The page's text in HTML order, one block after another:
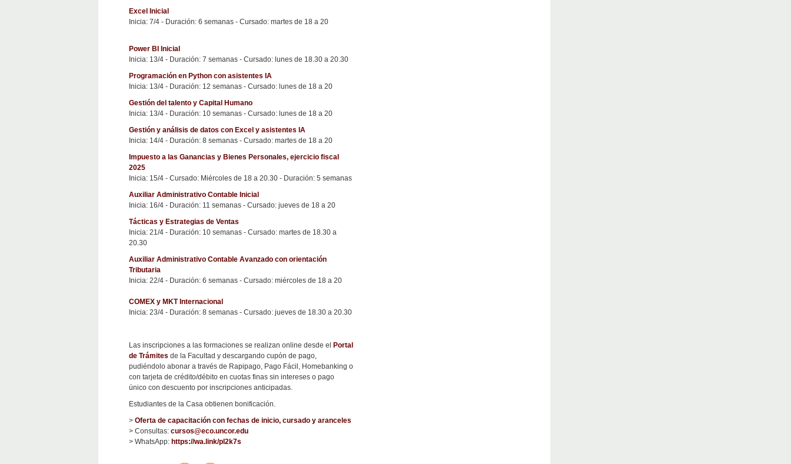
Excel Inicial
Inicia: 7/4 - Duración: 6 semanas - Cursado: martes de 18 a 20
Power BI Inicial
Inicia: 13/4 - Duración: 7 semanas - Cursado: lunes de 18.30 a 20.30
Programación en Python con asistentes IA
Inicia: 13/4 - Duración: 12 semanas - Cursado: lunes de 18 a 20
Gestión del talento y Capital Humano
Inicia: 13/4 - Duración: 10 semanas - Cursado: lunes de 18 a 20
Gestión y análisis de datos con Excel y asistentes IA
Inicia: 14/4 - Duración: 8 semanas - Cursado: martes de 18 a 20
Impuesto a las Ganancias y Bienes Personales, ejercicio fiscal
2025
Inicia: 15/4 - Cursado: Miércoles de 18 a 20.30 - Duración: 5 semanas
Auxiliar Administrativo Contable Inicial
Inicia: 16/4 - Duración: 11 semanas - Cursado: jueves de 18 a 20
Tácticas y Estrategias de Ventas
Inicia: 21/4 - Duración: 10 semanas - Cursado: martes de 18.30 a
20.30
Auxiliar Administrativo Contable Avanzado con orientación
Tributaria
Inicia: 22/4 - Duración: 6 semanas - Cursado: miércoles de 18 a 20
COMEX y MKT Internacional
Inicia: 23/4 - Duración: 8 semanas - Cursado: jueves de 18.30 a 20.30
Las inscripciones a las formaciones se realizan online desde el
Portal
de Trámites de la Facultad y descargando cupón de pago,
pudiéndolo abonar a través de Rapipago, Pago Fácil, Homebanking o
con tarjeta de crédito/débito en cuotas finas sin intereses o pago
único con descuento por inscripciones anticipadas.
Estudiantes de la Casa obtienen bonificación.
> Oferta de capacitación con fechas de inicio, cursado y aranceles
> Consultas: cursos@eco.uncor.edu
> WhatsApp: https://wa.link/pl2k7s